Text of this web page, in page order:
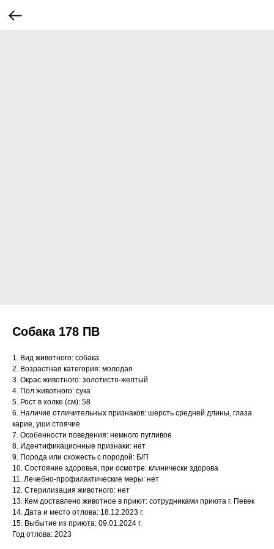
Собака 178 ПВ
1. Вид животного: собака
2. Возрастная категория: молодая
3. Окрас животного: золотисто-желтый
4. Пол животного: сука
5. Рост в холке (см): 58
6. Наличие отличительных признаков: шерсть средней длины, глаза
карие, уши стоячие
7. Особенности поведения: немного пугливое
8. Идентификационные признаки: нет
9. Порода или схожесть с породой: Б/П
10. Состояние здоровья, при осмотре: клинически здорова
11. Лечебно-профилактические меры: нет
12. Стерилизация животного: нет
13. Кем доставлено животное в приют: сотрудниками приюта г. Певек
14. Дата и место отлова: 18.12.2023 г.
15. Выбытие из приюта: 09.01.2024 г.
Год отлова: 2023